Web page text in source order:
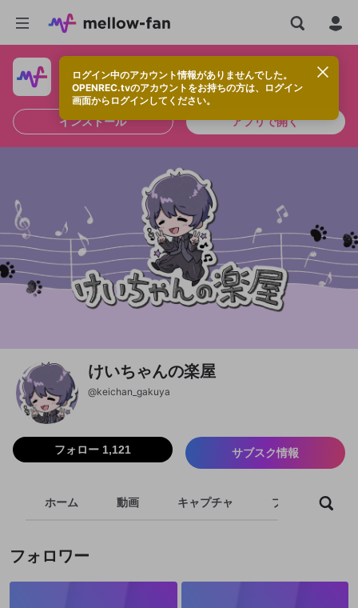
ログイン中のアカウント情報がありませんでした。
OPENREC.tvのアカウントをお持ちの方は、ログイン
画面からログインしてください。
快適に視聴するなら、アプリをインストールしよう！
インストール アプリで開く
けいちゃんの楽屋
@keichan_gakuya
フォロー 1,121 サブスク情報
ホーム 動画 キャプチャ プレイリスト
フォロワー